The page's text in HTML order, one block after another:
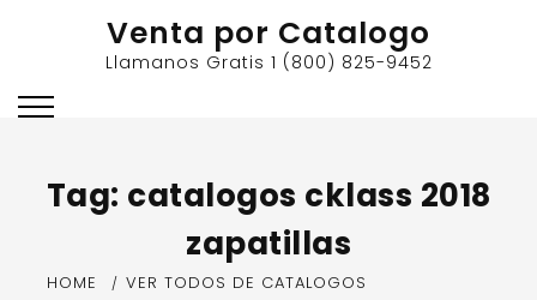
Venta por Catalogo
Llamanos Gratis 1 (800) 825-9452
Tag: catalogos cklass 2018
zapatillas
HOME
VER TODOS DE CATALOGOS